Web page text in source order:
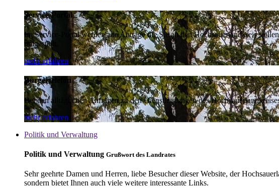
Service-Portal
Im Service-Portal werden alle Anträge die Sie an den Hochsauerlandkreis
umgestellt.
mehr erfahren
Bürgertelefon
Bei den alltäglichen Anfragen zu den Dienstleistungen des
mehr erfahren
Politik und Verwaltung
Politik und Verwaltung Grußwort des Landrates
Sehr geehrte Damen und Herren, liebe Besucher dieser Website, der
sondern bietet Ihnen auch viele weitere interessante Links.